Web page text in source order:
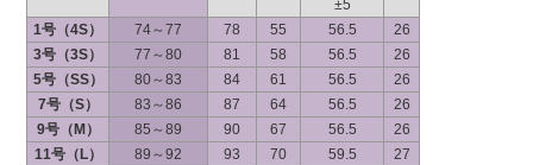
±5
1号（4S） 74～77 78 55 56.5
26
3号（3S）
77～80 81 58 56.5
26
5号（SS）
80～83 84 61 56.5
26
7号（S）
83～86 87 64 56.5
26
9号（M）
85～89 90 67 56.5
26
11号（L）
89～92 93 70 59.5
27